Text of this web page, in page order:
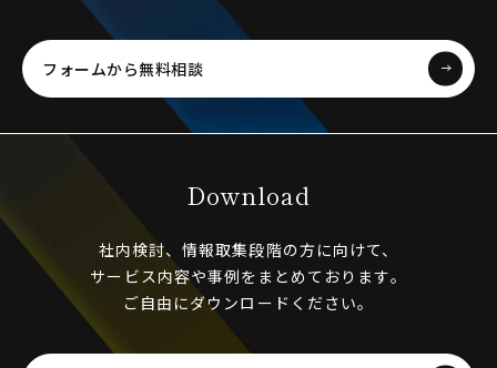
フォームから無料相談
Download
社内検討、情報取集段階の方に向けて、
サービス内容や事例をまとめております。
ご自由にダウンロードください。